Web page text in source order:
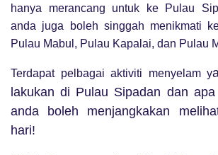
hanya merancang untuk ke Pulau
anda juga boleh singgah menikmati
Pulau Mabul, Pulau Kapalai, dan Pulau
Terdapat pelbagai aktiviti menyelam y
lakukan di Pulau Sipadan dan
anda boleh menjangkakan
hari!